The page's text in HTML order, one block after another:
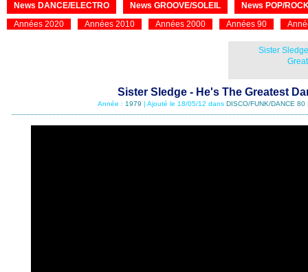
News DANCE/ELECTRO News GROOVE/SOLEIL
News POP/
Années 2020
Années 2010 Années 2000 Années 90
Sister
Sister Sledge - He's The Greatest
Année : 1979 | Ajouté le 18/05/12 dans DISCO/FUNK/DANCE 80